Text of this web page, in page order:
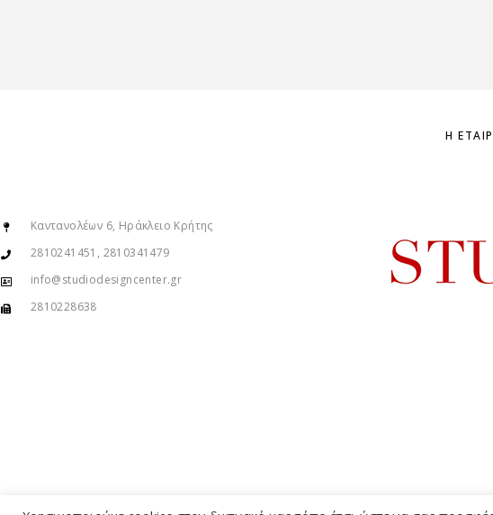
Η
Καντανολέων 6, Ηράκλειο Κρήτης
2810241451, 2810341479
info@studiodesigncenter.gr
2810228638